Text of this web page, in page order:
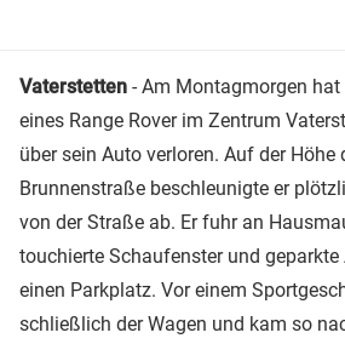
Vaterstetten - Am Montagmorgen hat
eines Range Rover im Zentrum
über sein Auto verloren. Auf der Höhe
Brunnenstraße beschleunigte er
von der Straße ab. Er fuhr an
touchierte Schaufenster und
einen Parkplatz. Vor einem
schließlich der Wagen und kam so